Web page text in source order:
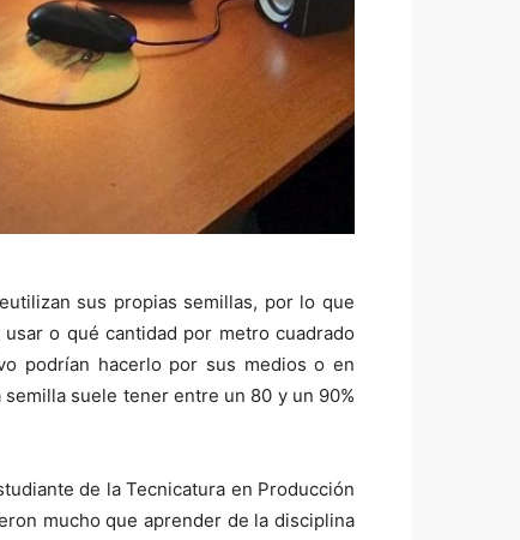
sus propias semillas, por lo que
o qué cantidad por metro cuadrado
podrían hacerlo por sus medios o en
suele tener entre un 80 y un 90%
de la Tecnicatura en Producción
mucho que aprender de la disciplina